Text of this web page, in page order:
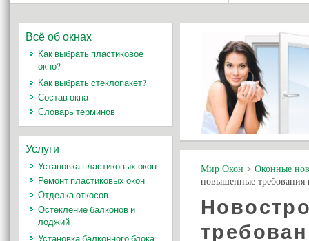
Мир Окон > Оконные
повышенные требования
Всё об окнах
Как выбрать пластиковое
окно?
Как выбрать стеклопакет?
Состав окна
Словарь терминов
Услуги
Установка пластиковых окон
Ремонт пластиковых окон
Отделка откосов
Остекление балконов и
лоджий
Установка балконного блока